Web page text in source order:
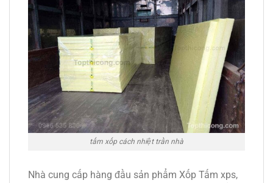
tấm xốp cách nhiệt trần nhà
Nhà cung cấp hàng đầu sản phẩm Xốp Tấm xps,